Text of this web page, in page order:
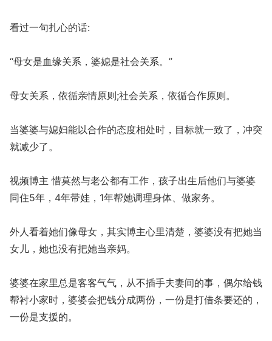
看过一句扎心的话:
“母女是血缘关系，婆媳是社会关系。”
母女关系，依循亲情原则;社会关系，依循合作原则。
当婆婆与媳妇能以合作的态度相处时，目标就一致了，冲突
就减少了。
视频博主 惜莫然与老公都有工作，孩子出生后他们与婆婆
同住5年，4年带娃，1年帮她调理身体、做家务。
外人看着她们像母女，其实博主心里清楚，婆婆没有把她当
女儿，她也没有把她当亲妈。
婆婆在家里总是客客气气，从不插手夫妻间的事，偶尔给钱
帮衬小家时，婆婆会把钱分成两份，一份是打借条要还的，
一份是支援的。